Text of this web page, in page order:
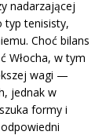
nadarzającej
typ tenisisty,
Choć bilans
Włocha, w tym
wagi —
jednak w
formy i